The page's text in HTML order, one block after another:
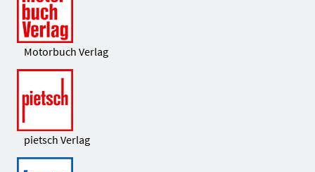
Motorbuch Verlag
pietsch Verlag